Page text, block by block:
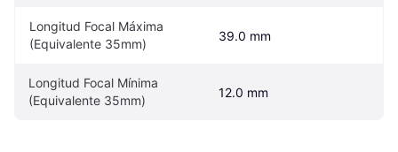
Longitud Focal Máxima
(Equivalente 35mm)
39.0 mm
Longitud Focal Mínima
(Equivalente 35mm)
12.0 mm